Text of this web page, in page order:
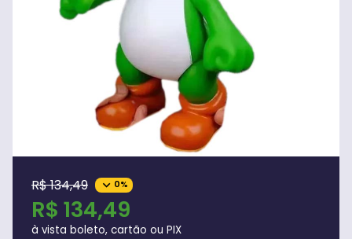
R$ 134,49
R$ 134,49
à vista boleto, cartão ou PIX